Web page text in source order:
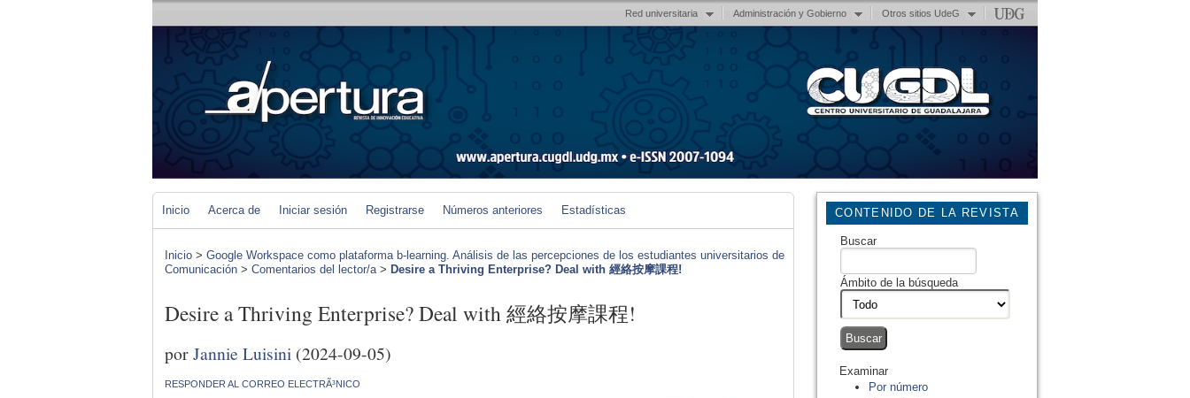
Red universitaria Administración y Gobierno Otros sitios UdeG
CONTENIDO DE LA REVISTA
Buscar
Ámbito de la búsqueda
Examinar
Por número
Inicio Acerca de Iniciar sesión Registrarse Números anteriores Estadísticas
Inicio > Google Workspace como plataforma b-learning. Análisis de las percepciones de los estudiantes universitarios de
Comunicación > Comentarios del lector/a> Desire a Thriving Enterprise? Deal with 經絡按摩課程!
Desire a Thriving Enterprise? Deal with 經絡按摩課程!
porJannie Luisini (2024-09-05)
RESPONDER AL CORREO ELECTRÃ³NICO